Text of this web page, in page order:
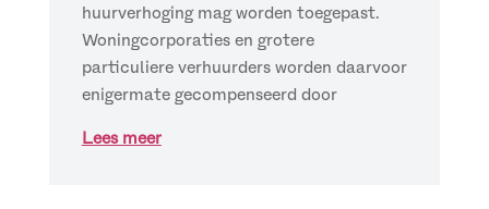
huurverhoging mag worden toegepast.
Woningcorporaties en grotere
particuliere verhuurders worden daarvoor
enigermate gecompenseerd door
Lees meer